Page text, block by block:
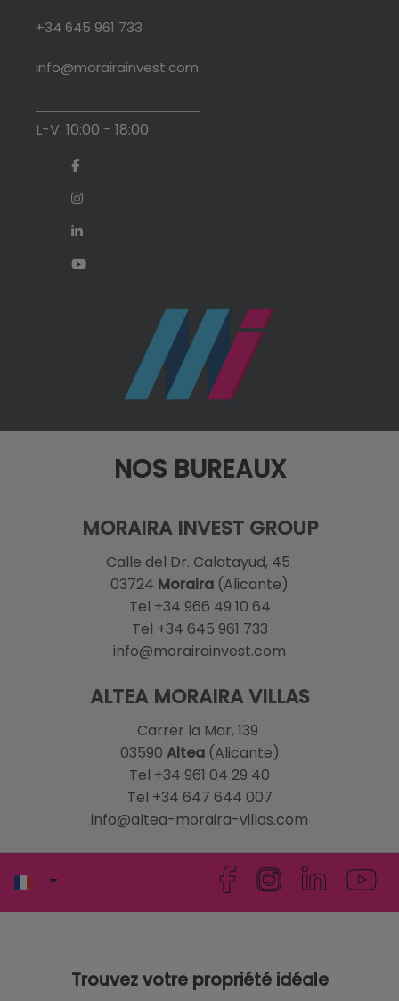
+34 645 961 733
info@morairainvest.com
L-V: 10:00 - 18:00
NOS BUREAUX
MORAIRA INVEST GROUP
Calle del Dr. Calatayud, 45
03724 Moraira (Alicante)
Tel +34 966 49 10 64
Tel +34 645 961 733
info@morairainvest.com
ALTEA MORAIRA VILLAS
Carrer la Mar, 139
03590 Altea(Alicante)
Tel +34 961 04 29 40
Tel +34 647 644 007
info@altea-moraira-villas.com
Trouvez votre propriété idéale